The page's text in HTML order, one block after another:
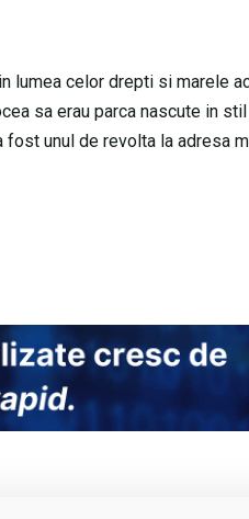
lumea celor drepti si marele
sa erau parca nascute in
fost unul de revolta la adresa